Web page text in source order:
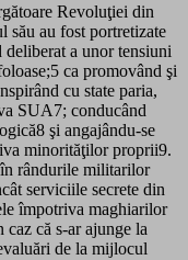
Revoluţiei din
său au fost portretizate
a unor tensiuni
ca promovând şi
cu state paria,
SUA7; conducând
şi angajându-se
minorităţilor proprii9.
rândurile militarilor
serviciile secrete din
împotriva maghiarilor
că s-ar ajunge la
de la mijlocul